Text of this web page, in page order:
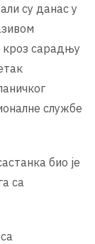
су данас у
кроз сарадњу
службе
био је
са